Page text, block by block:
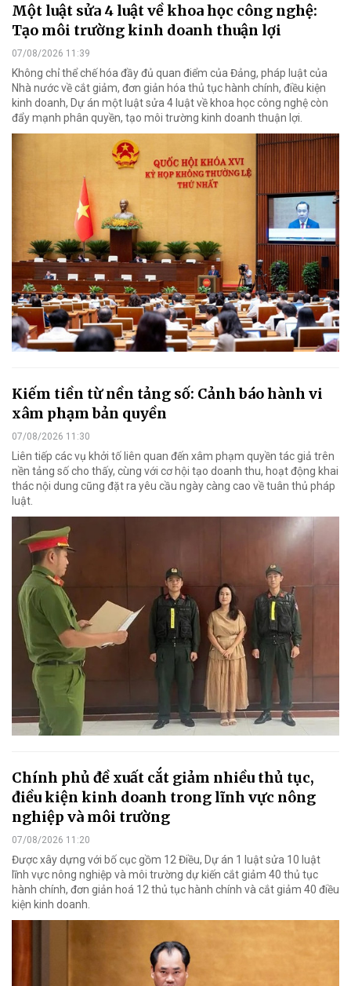
Một luật sửa 4 luật về khoa học công nghệ:
Tạo môi trường kinh doanh thuận lợi
07/08/2026 11:39
Không chỉ thể chế hóa đầy đủ quan điểm của Đảng, pháp luật của
Nhà nước về cắt giảm, đơn giản hóa thủ tục hành chính, điều kiện
kinh doanh, Dự án một luật sửa 4 luật về khoa học công nghệ còn
đẩy mạnh phân quyền, tạo môi trường kinh doanh thuận lợi.
Kiếm tiền từ nền tảng số: Cảnh báo hành vi
xâm phạm bản quyền
07/08/2026 11:30
Liên tiếp các vụ khởi tố liên quan đến xâm phạm quyền tác giả trên
nền tảng số cho thấy, cùng với cơ hội tạo doanh thu, hoạt động khai
thác nội dung cũng đặt ra yêu cầu ngày càng cao về tuân thủ pháp
luật.
Chính phủ đề xuất cắt giảm nhiều thủ tục,
điều kiện kinh doanh trong lĩnh vực nông
nghiệp và môi trường
07/08/2026 11:20
Được xây dựng với bố cục gồm 12 Điều, Dự án 1 luật sửa 10 luật
lĩnh vực nông nghiệp và môi trường dự kiến cắt giảm 40 thủ tục
hành chính, đơn giản hoá 12 thủ tục hành chính và cắt giảm 40 điều
kiện kinh doanh.